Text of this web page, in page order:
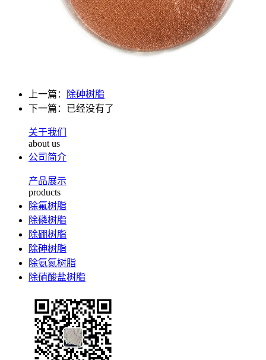
上一篇：
除砷树脂
下一篇：已经没有了
关于我们
about us
公司简介
产品展示
products
除氟树脂
除磷树脂
除硼树脂
除砷树脂
除氨氮树脂
除硝酸盐树脂